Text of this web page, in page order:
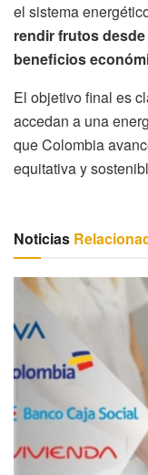
el sistema
rendir frutos
beneficios
El objetivo final es
accedan a una
que Colombia
equitativa y
Noticias